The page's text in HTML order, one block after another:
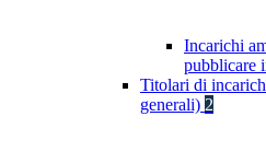
Incarichi
pubblicare
Titolari di
generali) 2